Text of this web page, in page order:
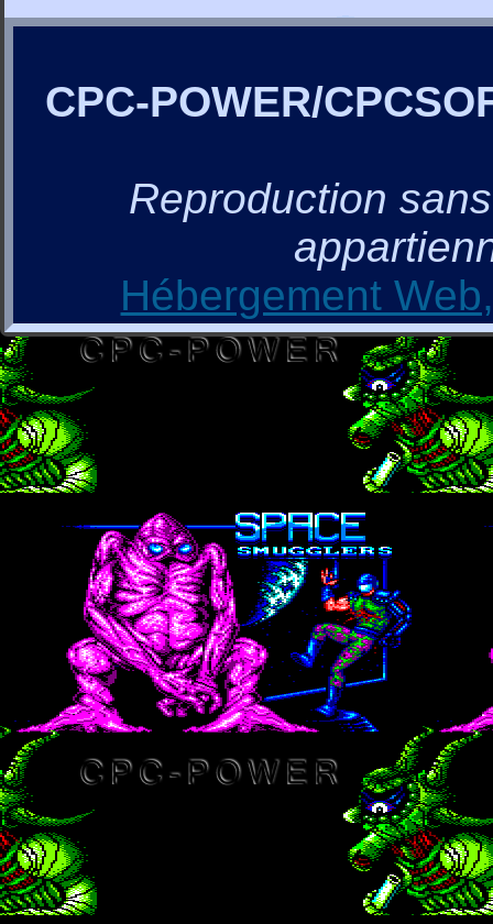
CPC-POWER/
Reproduction
Hébergement